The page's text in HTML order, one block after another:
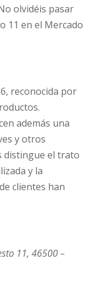
olvidéis pasar
11 en el Mercado
reconocida por
además una
y otros
distingue el trato
y la
clientes han
11, 46500 –